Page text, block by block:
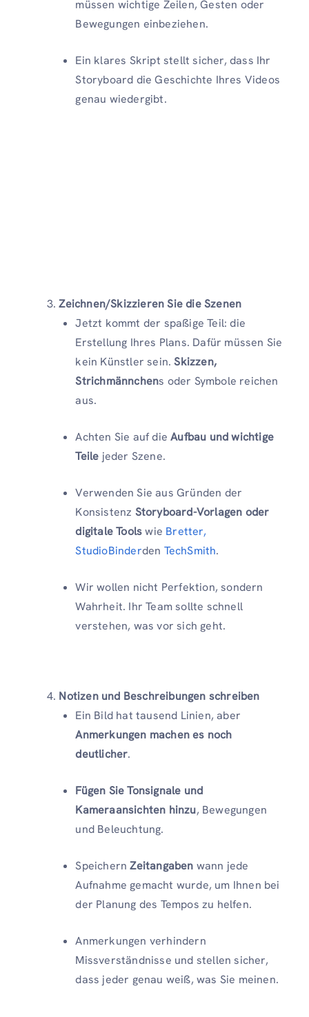
müssen wichtige Zeilen, Gesten oder
Bewegungen einbeziehen.
Ein klares Skript stellt sicher, dass Ihr
Storyboard die Geschichte Ihres Videos
genau wiedergibt.
Zeichnen/Skizzieren Sie die Szenen
Jetzt kommt der spaßige Teil: die
Erstellung Ihres Plans. Dafür müssen Sie
kein Künstler sein.Skizzen,
Strichmännchens oder Symbole reichen
aus.
Achten Sie auf dieAufbau und wichtige
Teile jeder Szene.
Verwenden Sie aus Gründen der
Konsistenz Storyboard-Vorlagen oder
digitale Toolswie Bretter,
StudioBinderden TechSmith.
Wir wollen nicht Perfektion, sondern
Wahrheit. Ihr Team sollte schnell
verstehen, was vor sich geht.
Notizen und Beschreibungen schreiben
Ein Bild hat tausend Linien, aber
Anmerkungen machen es noch
deutlicher.
Fügen Sie Tonsignale und
Kameraansichten hinzu, Bewegungen
und Beleuchtung.
SpeichernZeitangaben wann jede
Aufnahme gemacht wurde, um Ihnen bei
der Planung des Tempos zu helfen.
Anmerkungen verhindern
Missverständnisse und stellen sicher,
dass jeder genau weiß, was Sie meinen.